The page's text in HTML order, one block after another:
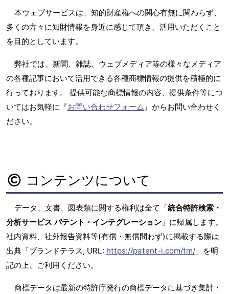
本ウェブサービスは、知的財産権への関心有無に関わらず、
多くの方々に知財情報を身近に感じて頂き、活用いただくこと
を目的としています。
弊社では、新聞、雑誌、ウェブメディア等の様々なメディア
の各種記事において活用できる各種商標情報の提供を積極的に
行っております。 提供可能な商標情報の内容、提供条件等につ
いてはお気軽に『お問い合わせフォーム』からお問い合わせく
ださい。
コンテンツについて
データ、文書、図表類に関する権利は全て「統合特許検索・
分析サービス パテント・インテグレーション 」に帰属します。
社内資料、社外報告資料等(有償・無償問わず)に掲載する際は
出典「ブランドテラス, URL: https://patent-i.com/tm/ 」を明
記の上、ご利用ください。
商標データは最新の特許庁発行の商標データに基づき集計・